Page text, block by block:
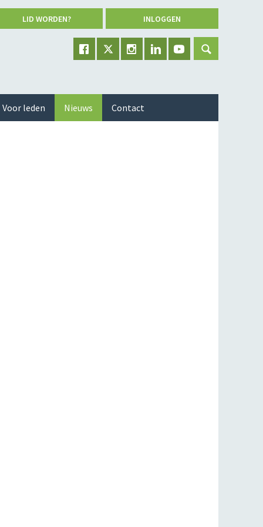
LID WORDEN? INLOGGEN
Voor leden Nieuws Contact